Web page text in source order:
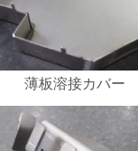
薄板溶接カバー